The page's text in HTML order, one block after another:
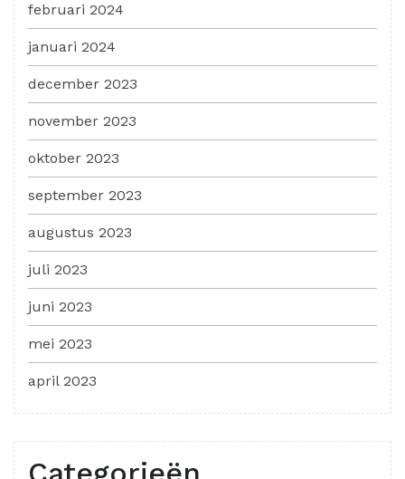
februari 2024
januari 2024
december 2023
november 2023
oktober 2023
september 2023
augustus 2023
juli 2023
juni 2023
mei 2023
april 2023